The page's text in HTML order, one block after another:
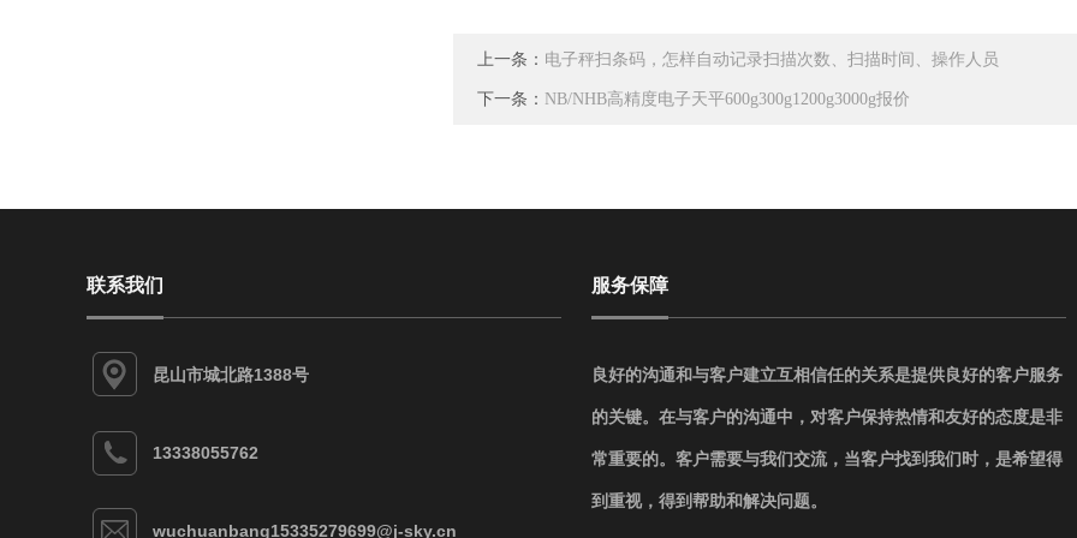
上一条： 电子秤扫条码，怎样自动记录扫描次数、扫描时间、操作人员
下一条： NB/NHB高精度电子天平600g300g1200g3000g报价
联系我们
昆山市城北路1388号
13338055762
wuchuanbang15335279699@j-sky.cn
服务保障
良好的沟通和与客户建立互相信任的关系是提供良好的客户服务
的关键。在与客户的沟通中，对客户保持热情和友好的态度是非
常重要的。客户需要与我们交流，当客户找到我们时，是希望得
到重视，得到帮助和解决问题。